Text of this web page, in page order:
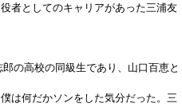
者としてのキャリアがあった三浦友
の高校の同級生であり、山口百恵と
は何だかソンをした気分だった。三